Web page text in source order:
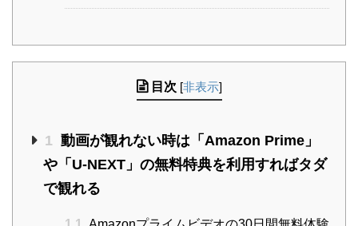
目次 [非表示]
1 動画が観れない時は「Amazon Prime」
や「U-NEXT」の無料特典を利用すればタダ
で観れる